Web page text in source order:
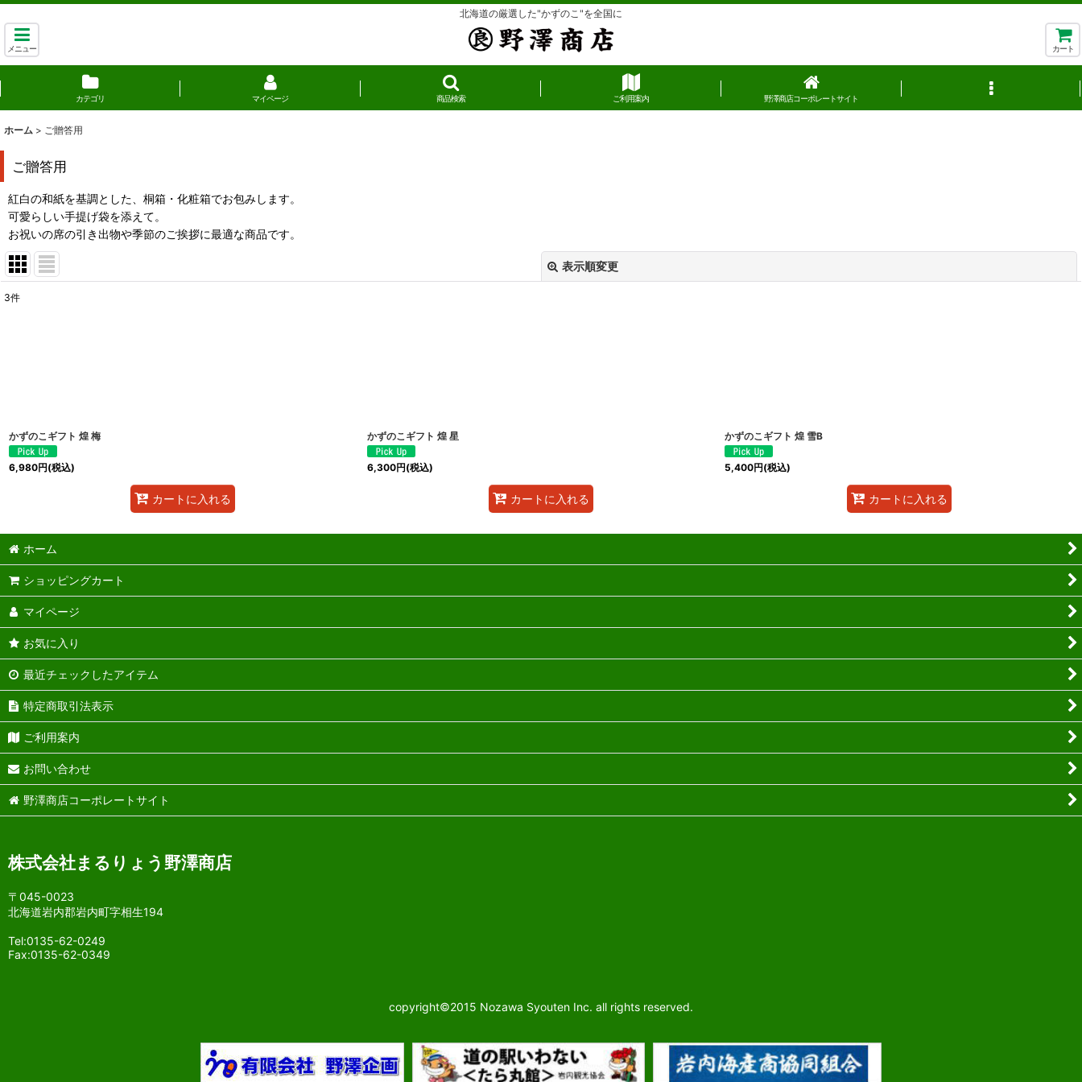
北海道の厳選した"かずのこ"を全国に
メニュー カート
カテゴリ マイページ 商品検索 ご利用案内 野澤商店コーポレートサイト
ホーム > ご贈答用
ご贈答用
紅白の和紙を基調とした、桐箱・化粧箱でお包みします。
可愛らしい手提げ袋を添えて。
お祝いの席の引き出物や季節のご挨拶に最適な商品です。
表示順変更
3件
かずのこギフト 煌 梅
6,980円(税込)
カートに入れる
かずのこギフト 煌 星
6,300円(税込)
カートに入れる
かずのこギフト 煌 雪B
5,400円(税込)
カートに入れる
ホーム
ショッピングカート
マイページ
お気に入り
最近チェックしたアイテム
特定商取引法表示
ご利用案内
お問い合わせ
野澤商店コーポレートサイト
株式会社まるりょう野澤商店
〒045-0023
北海道岩内郡岩内町字相生194
Tel:0135-62-0249
Fax:0135-62-0349
copyright©2015 Nozawa Syouten Inc. all rights reserved.